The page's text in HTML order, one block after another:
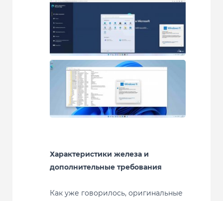
Характеристики железа и
дополнительные требования
Как уже говорилось, оригинальные